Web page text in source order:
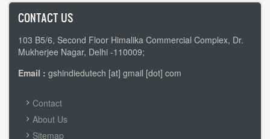
CONTACT US
103 B5/6, Second Floor Himalika Commercial Complex, Dr.
Mukherjee Nagar, Delhi -110009;
Email : gshindiedutech [at] gmail [dot] com
FOOTER
MENU
Contact
About Us
Sitemap